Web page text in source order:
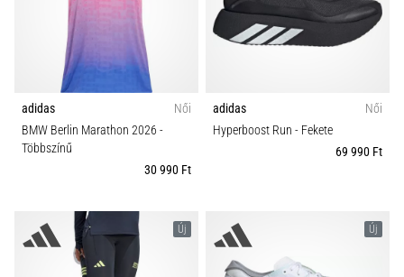
adidas
Női
BMW Berlin Marathon 2026 -
Többszínű
30 990 Ft
adidas
Női
Hyperboost Run - Fekete
69 990 Ft
Új Új